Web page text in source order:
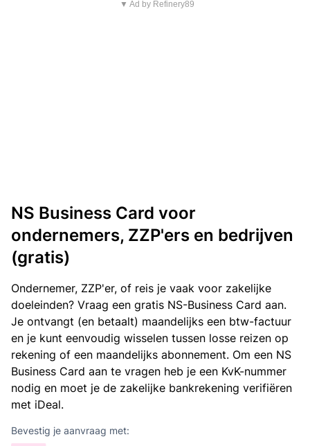
▼ Ad by Refinery89
NS Business Card voor
ondernemers, ZZP'ers en bedrijven
(gratis)
Ondernemer, ZZP'er, of reis je vaak voor zakelijke
doeleinden? Vraag een gratis NS-Business Card aan.
Je ontvangt (en betaalt) maandelijks een btw-factuur
en je kunt eenvoudig wisselen tussen losse reizen op
rekening of een maandelijks abonnement. Om een NS
Business Card aan te vragen heb je een KvK-nummer
nodig en moet je de zakelijke bankrekening verifiëren
met iDeal.
Bevestig je aanvraag met: